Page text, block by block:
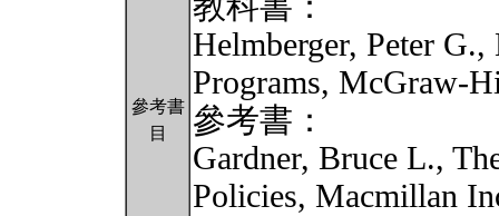
參考書
目
Helmberger, Peter
Programs, McGraw-
參考書：
Gardner, Bruce L.,
Policies, Macmillan